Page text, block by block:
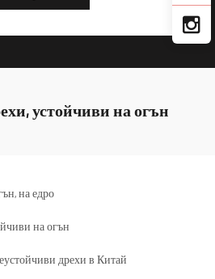
устойчиви на огън
на едро
на огън
дрехи в Китай